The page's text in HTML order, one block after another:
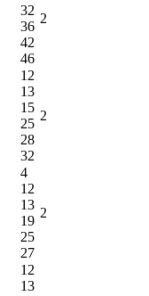
32
36
42
46
2
12
13
15
25
28
32
2
4
12
13
19
25
27
2
12
13